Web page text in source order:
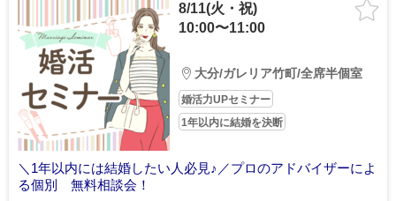
8/11(火・祝)
10:00〜11:00
大分/ガレリア竹町/全席半個室
婚活力UPセミナー
1年以内に結婚を決断
＼1年以内には結婚したい人必見♪／プロのアドバイザーによ
る個別 無料相談会！